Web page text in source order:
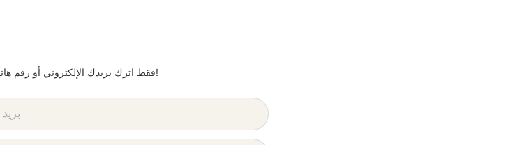
فقط اترك بريدك الإلكتروني أو رقم هاتفك في نموذج الاتصال حتى نتمكن من إرسال عرض أسعار مجاني لنا لمجموعة واسعة من التصاميم!